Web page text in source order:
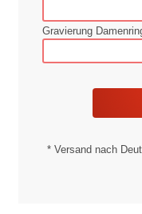
Gravierung
* Versand nach